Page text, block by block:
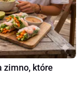
zimno, które